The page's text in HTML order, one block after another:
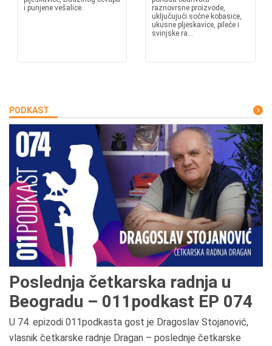
i punjene vešalice.
raznovrsne proizvode,
uključujući sočne kobasice,
ukusne pljeskavice, pileće i
svinjske ra...
PODKAST
Poslednja četkarska radnja u
Beogradu – 011podkast EP 074
U 74. epizodi 011podkasta gost je Dragoslav Stojanović,
vlasnik četkarske radnje Dragan – poslednje četkarske